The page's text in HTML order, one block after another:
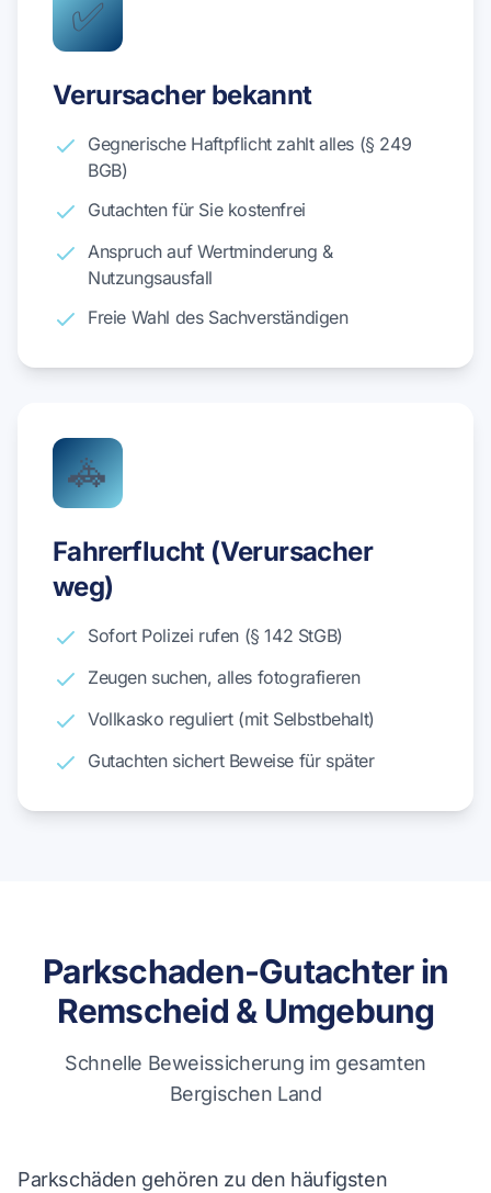
✅
Verursacher bekannt
Gegnerische Haftpflicht zahlt alles (§ 249
BGB)
Gutachten für Sie kostenfrei
Anspruch auf Wertminderung &
Nutzungsausfall
Freie Wahl des Sachverständigen
🚓
Fahrerflucht (Verursacher
weg)
Sofort Polizei rufen (§ 142 StGB)
Zeugen suchen, alles fotografieren
Vollkasko reguliert (mit Selbstbehalt)
Gutachten sichert Beweise für später
Parkschaden-Gutachter in
Remscheid & Umgebung
Schnelle Beweissicherung im gesamten
Bergischen Land
Parkschäden gehören zu den häufigsten